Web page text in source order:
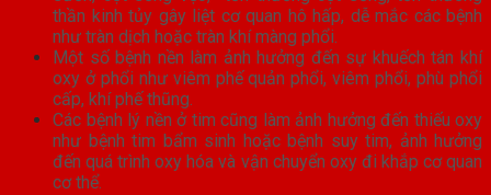
thần kinh tủy gây liệt cơ quan hô hấp, dễ mắc các bệnh
như tràn dịch hoặc tràn khí màng phổi.
Một số bệnh nền làm ảnh hưởng đến sự khuếch tán khí
oxy ở phổi như viêm phế quản phổi, viêm phổi, phù phổi
cấp, khí phế thũng.
Các bệnh lý nền ở tim cũng làm ảnh hưởng đến thiếu oxy
như bệnh tim bẩm sinh hoặc bệnh suy tim, ảnh hưởng
đến quá trình oxy hóa và vận chuyển oxy đi khắp cơ quan
cơ thể.